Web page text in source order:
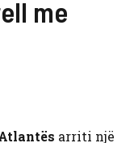
me
arriti një